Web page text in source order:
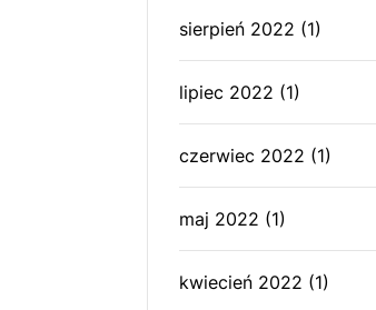
sierpień 2022 (1)
lipiec 2022 (1)
czerwiec 2022 (1)
maj 2022 (1)
kwiecień 2022 (1)